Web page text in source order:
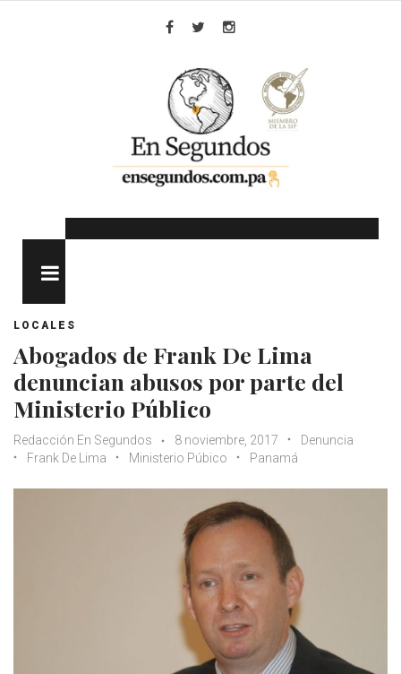
LOCALES
Abogados de Frank De Lima
denuncian abusos por parte del
Ministerio Público
Redacción En Segundos 8 noviembre, 2017
Denuncia
Frank De Lima
Ministerio Púbico Panamá